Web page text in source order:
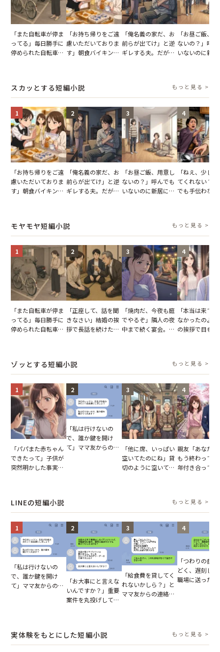
「また自転車が停ま
ってる」毎日勝手に
停められた自転車。
「お持ち帰りをご遠
慮いただいておりま
す」朝食バイキング
が一変
「俺名義の家だ、お
前らが出てけ」と逆
ギレする夫。だが、
「お昼ご飯、
ないの？」呼
いないのに新
スカッとする短編小説 もっと見る >
1
「お持ち帰りをご遠
慮いただいておりま
す」朝食バイキング
が一変
2
「俺名義の家だ、お
前らが出てけ」と逆
ギレする夫。だが、
3
「お昼ご飯、用意し
ないの？」呼んでも
いないのに新居にあ
4
「ねえ、少し
てくれない？
でも手伝わな
モヤモヤ短編小説 もっと見る >
1
「また自転車が停ま
ってる」毎日勝手に
停められた自転車。
2
「正座して、話を聞
きなさい」結婚の挨
拶で長話を続けた義
3
「焼肉だ、今夜も庭
でやるぞ」隣人の夜
中まで続く宴会。我
4
「本当は来て
なかったのよ
の挨拶で目も
ゾッとする短編小説 もっと見る >
1
「パパまた赤ちゃん
できたって」子供が
突然明かした事実。
2
「私は行けないの
で、誰か鍵を開け
て」ママ友からの
3
「他に席、いっぱい
空いてたのにね」貸
切のように空いてる
4
親友「あなた
もう終わって
年付き合って
LINEの短編小説 もっと見る >
1
「私は行けないの
で、誰か鍵を開け
て」ママ友からの
2
「お大事にと言えな
いんですか？」重要
案件を丸投げして休
3
「給食費を貸してく
れないかしら？」と
ママ友からの連絡。
4
「つわりの症
どく、遅刻し
職場に送った
実体験をもとにした短編小説 もっと見る >